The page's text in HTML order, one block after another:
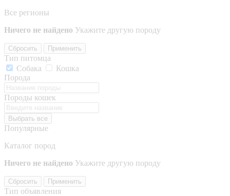
Все регионы
Ничего не найдено Укажите другую породу
Сбросить Применить
Тип питомца
Собака
Кошка
Порода
Породы кошек
Выбрать все
Популярные
Каталог пород
Ничего не найдено Укажите другую породу
Сбросить Применить
Тип объявления